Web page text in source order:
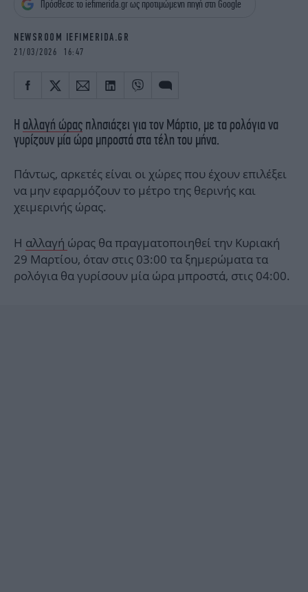
iBOOKS
ΖΩΔΙΑ
MEDIA
NEWSLETTER
Πρόσθεσε το iefimerida.gr ως προτιμώμενη πηγή στη Google
NEWSROOM IEFIMERIDA.GR
21/03/2026 16:47
Η αλλαγή ώρας πλησιάζει για τον Μάρτιο, με τα ρολόγια να
γυρίζουν μία ώρα μπροστά στα τέλη του μήνα.
Πάντως, αρκετές είναι οι χώρες που έχουν επιλέξει
να μην εφαρμόζουν το μέτρο της θερινής και
χειμερινής ώρας.
Η αλλαγή ώρας θα πραγματοποιηθεί την Κυριακή
29 Μαρτίου, όταν στις 03:00 τα ξημερώματα τα
ρολόγια θα γυρίσουν μία ώρα μπροστά, στις 04:00.